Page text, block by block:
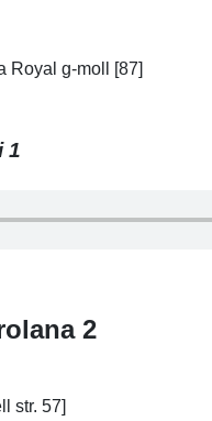
Royal g-moll [87]
1
2
str. 57]